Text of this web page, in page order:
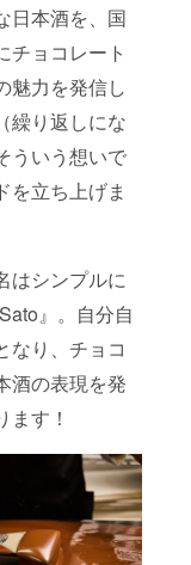
日本酒を、国
チョコレート
魅力を発信し
繰り返しにな
ういう想いで
を立ち上げま
はシンプルに
』。自分自
なり、チョコ
酒の表現を発
ます！